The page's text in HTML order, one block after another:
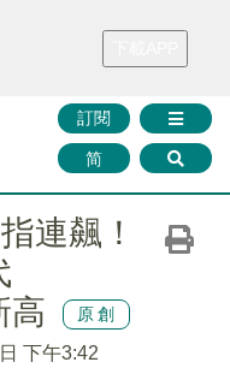
財華證券 媒體矩陣
訂閱
简
連飆！
高
原創
下午3:42